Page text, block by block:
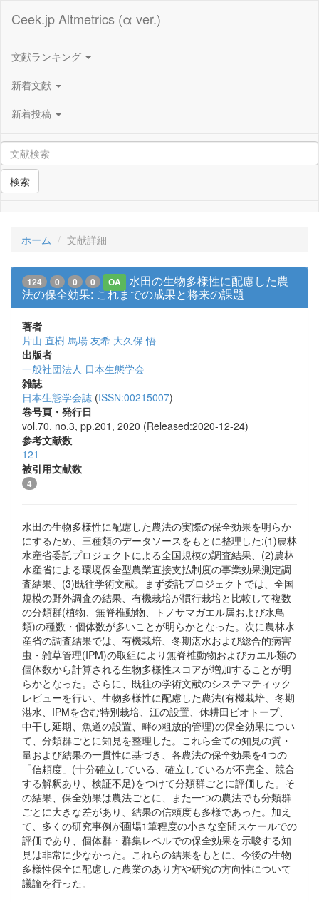
Ceek.jp Altmetrics (α ver.)
文献ランキング
新着文献
新着投稿
検索
ホーム 文献詳細
124 0 0 0 OA
水田の生物多様性に配慮した農
法の保全効果: これまでの成果と将来の課題
著者
片山 直樹 馬場 友希 大久保 悟
出版者
一般社団法人 日本生態学会
雑誌
日本生態学会誌 (ISSN:00215007)
巻号頁・発行日
vol.70, no.3, pp.201, 2020 (Released:2020-12-24)
参考文献数
121
被引用文献数
4
水田の生物多様性に配慮した農法の実際の保全効果を明らか
にするため、三種類のデータソースをもとに整理した:(1)農林
水産省委託プロジェクトによる全国規模の調査結果、(2)農林
水産省による環境保全型農業直接支払制度の事業効果測定調
査結果、(3)既往学術文献。まず委託プロジェクトでは、全国
規模の野外調査の結果、有機栽培が慣行栽培と比較して複数
の分類群(植物、無脊椎動物、トノサマガエル属および水鳥
類)の種数・個体数が多いことが明らかとなった。次に農林水
産省の調査結果では、有機栽培、冬期湛水および総合的病害
虫・雑草管理(IPM)の取組により無脊椎動物およびカエル類の
個体数から計算される生物多様性スコアが増加することが明
らかとなった。さらに、既往の学術文献のシステマティック
レビューを行い、生物多様性に配慮した農法(有機栽培、冬期
湛水、IPMを含む特別栽培、江の設置、休耕田ビオトープ、
中干し延期、魚道の設置、畔の粗放的管理)の保全効果につい
て、分類群ごとに知見を整理した。これら全ての知見の質・
量および結果の一貫性に基づき、各農法の保全効果を4つの
「信頼度」(十分確立している、確立しているが不完全、競合
する解釈あり、検証不足)をつけて分類群ごとに評価した。そ
の結果、保全効果は農法ごとに、また一つの農法でも分類群
ごとに大きな差があり、結果の信頼度も多様であった。加え
て、多くの研究事例が圃場1筆程度の小さな空間スケールでの
評価であり、個体群・群集レベルでの保全効果を示唆する知
見は非常に少なかった。これらの結果をもとに、今後の生物
多様性保全に配慮した農業のあり方や研究の方向性について
議論を行った。